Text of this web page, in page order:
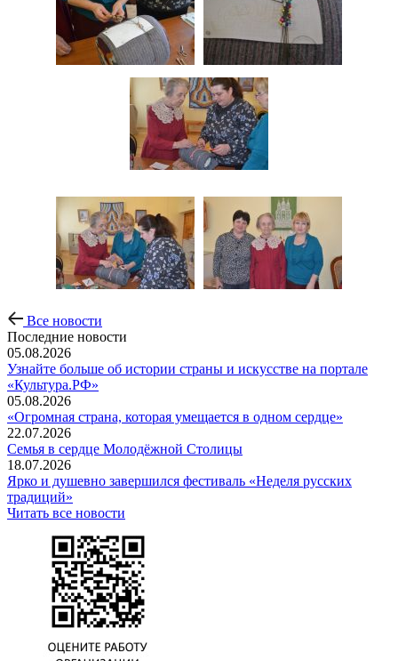
Все новости
Последние новости
05.08.2026
Узнайте больше об истории страны и искусстве на портале
«Культура.РФ»
05.08.2026
«Огромная страна, которая умещается в одном сердце»
22.07.2026
Семья в сердце Молодёжной Столицы
18.07.2026
Ярко и душевно завершился фестиваль «Неделя русских
традиций»
Читать все новости